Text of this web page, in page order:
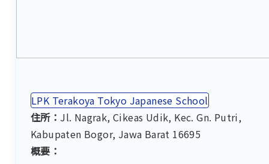
LPK Terakoya Tokyo Japanese School
住所： Jl. Nagrak, Cikeas Udik, Kec. Gn. Putri,
Kabupaten Bogor, Jawa Barat 16695
概要：